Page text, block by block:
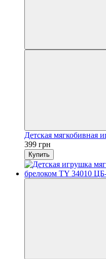
Детская мягкобивная
399 грн
Купить